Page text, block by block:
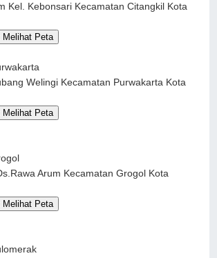
Kel. Kebonsari Kecamatan Citangkil Kota
Peta
Welingi Kecamatan Purwakarta Kota
Peta
Arum Kecamatan Grogol Kota
Peta